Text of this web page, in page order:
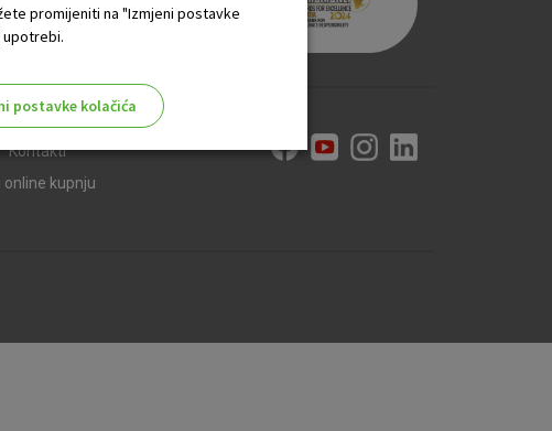
Kontakti
kupnju
promijeniti na "Izmjeni postavke
upotrebi.
postavke kolačića